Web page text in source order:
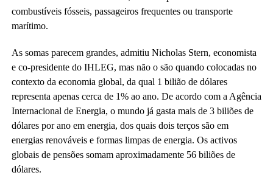
combustíveis fósseis, passageiros frequentes ou transporte
marítimo.
As somas parecem grandes, admitiu Nicholas Stern, economista
e co-presidente do IHLEG, mas não o são quando colocadas no
contexto da economia global, da qual 1 bilião de dólares
representa apenas cerca de 1% ao ano. De acordo com a Agência
Internacional de Energia, o mundo já gasta mais de 3 biliões de
dólares por ano em energia, dos quais dois terços são em
energias renováveis ​​e formas limpas de energia. Os activos
globais de pensões somam aproximadamente 56 biliões de
dólares.